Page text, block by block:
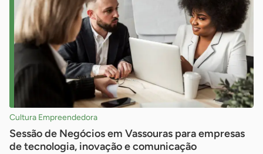
Cultura Empreendedora
Sessão de Negócios em Vassouras para empresas
de tecnologia, inovação e comunicação